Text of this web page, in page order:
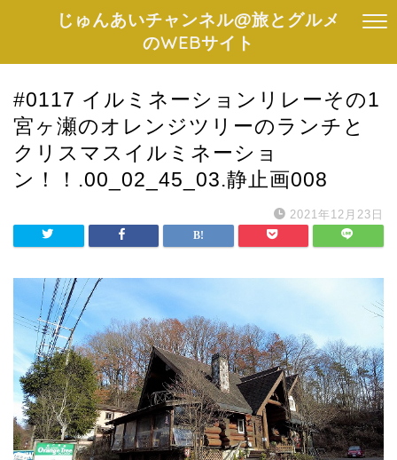
じゅんあいチャンネル@旅とグルメ
のWEBサイト
#0117 イルミネーションリレーその1
宮ヶ瀬のオレンジツリーのランチと
クリスマスイルミネーショ
ン！！.00_02_45_03.静止画008
2021年12月23日